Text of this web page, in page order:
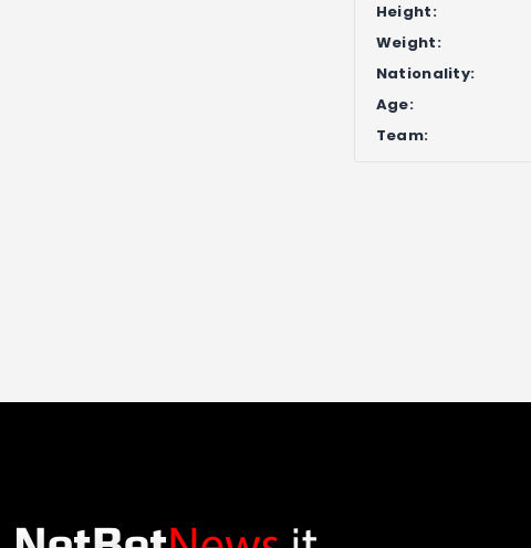
Height:
Weight:
Nationality:
Age:
Team: